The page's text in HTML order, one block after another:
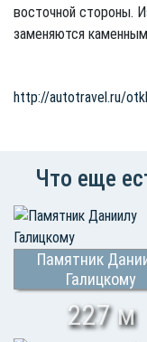
восточной стороны.
заменяются
http://autotravel.ru/
Что еще
Памятник
Галицкому
227 м